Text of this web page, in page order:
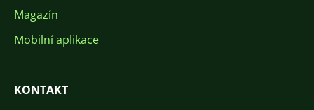
Magazín
Mobilní aplikace
KONTAKT